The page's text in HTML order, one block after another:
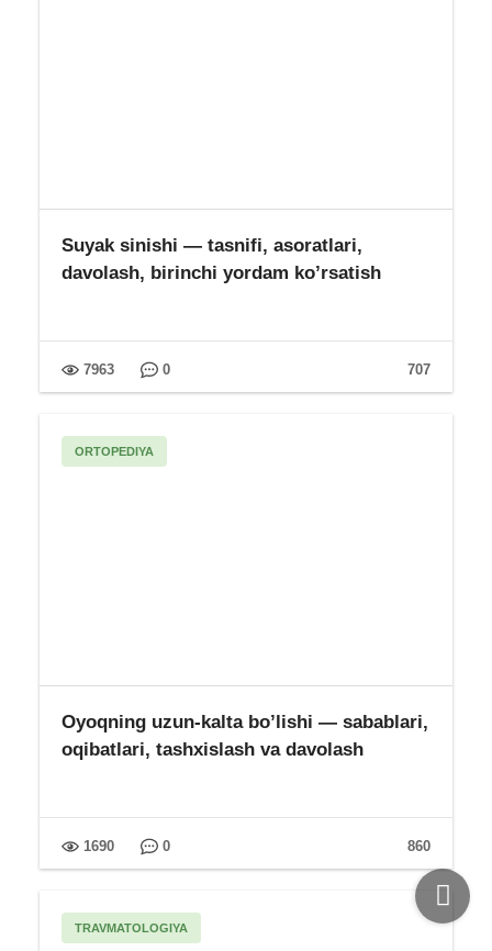
Suyak sinishi — tasnifi, asoratlari,
davolash, birinchi yordam ko’rsatish
707
7963 0
ORTOPEDIYA
Oyoqning uzun-kalta bo’lishi — sabablari,
oqibatlari, tashxislash va davolash
860
1690 0
TRAVMATOLOGIYA